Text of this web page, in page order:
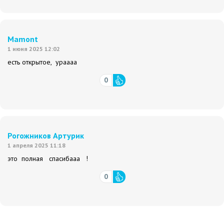
Mamont
1 июня 2025 12:02
есть открытое, ураааа
0
Рогожников Артурик
1 апреля 2025 11:18
это полная спасибааа !
0